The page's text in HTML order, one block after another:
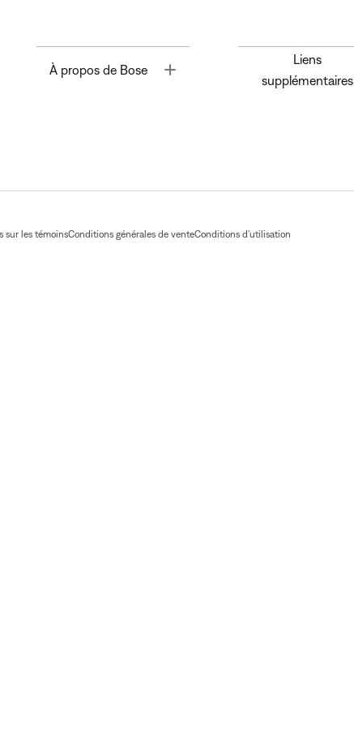
À propos de Bose Toggle
Liens
supplémentaires
sur les témoinsConditions générales de venteConditions d'utilisation